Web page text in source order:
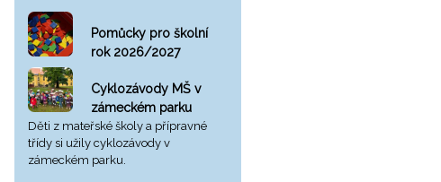
Pomůcky pro školní
rok 2026/2027
Cyklozávody MŠ v
zámeckém parku
Děti z mateřské školy a přípravné
třídy si užily cyklozávody v
zámeckém parku.